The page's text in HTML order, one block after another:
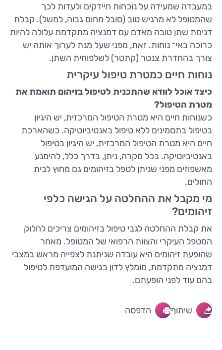
במעבדה שמעידה על נוכחות חיידקים ולעדות לכך
שהמטופל לא מרגיש טוב (סובל מחום גבוה, למשל). קבלת
דגימת שתן טובה מאדם עם דמנציה מתקדמת עלולה להיות
כרוכה באי־ נוחות. זאת, מפני שעל מנת לערוך אותה יש
צורך בהחדרת צנטר (קתטר) לשלפוחית השתן.
נוחות חיים כמטרת טיפול עיקרית
כיצד אוכל לוודא שהתכנית לטיפול בזיהום תואמת את
מטרת הטיפול?
כשנוחות חיים היא מטרת הטיפול המרכזית, יש היגיון
בטיפול בתסמינים ללא טיפול באנטיביוטיקה. כשהארכת
חיים היא מטרת הטיפול המרכזית, יש היגיון בטיפול
באנטיביוטיקה. בכל מקרה, ניתן, בדרך כלל, להימנע
מאשפוזים מפני שניתן לטפל בזיהומים גם מחוץ לבית
החולים.
מי מקבל את ההחלטה על הגישה כלפי
זיהומים?
את קבלת ההחלטה לגבי טיפול בזיהומים צריכים לחלוק
המטפל העיקרי והצוות הרפואי של המטופל. מאחר
שהופעת זיהומים היא עובדה שניתנת לצפייה מראש במצבי
דמנציה מתקדמת, מומלץ לדון בגישה המועדפת לטיפול
בהם עוד לפני הופעתם.
שיתוף הדפסה